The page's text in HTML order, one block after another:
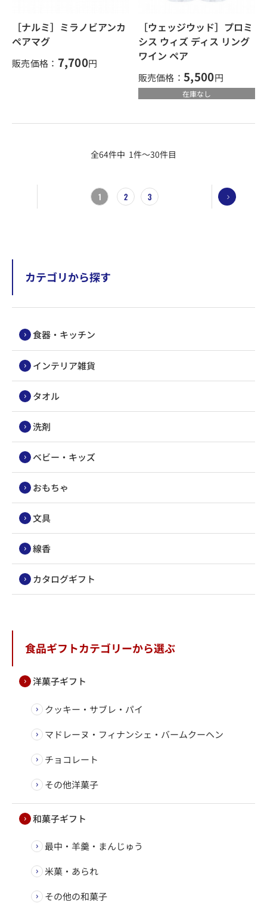
カテゴリから探す
食器・キッチン
インテリア雑貨
タオル
洗剤
ベビー・キッズ
おもちゃ
文具
線香
カタログギフト
食品ギフトカテゴリーから選ぶ
洋菓子ギフト
クッキー・サブレ・パイ
マドレーヌ・フィナンシェ・バームクーヘン
チョコレート
その他洋菓子
和菓子ギフト
最中・羊羹・まんじゅう
米菓・あられ
その他の和菓子
［ナルミ］ミラノビアンカ
ペアマグ
販売価格： 7,700円
［ウェッジウッド］プロミ
シス ウィズ ディス リング
ワイン ペア
販売価格： 5,500円
在庫なし
全64件中 1件～30件目
1 2 3